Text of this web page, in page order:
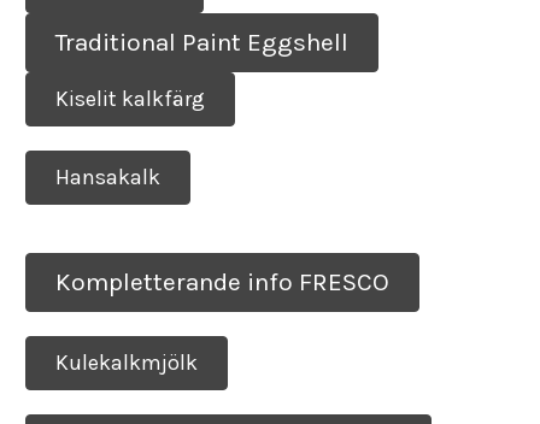
Traditional Paint Eggshell
Kiselit kalkfärg
Hansakalk
Kompletterande info FRESCO
Kulekalkmjölk